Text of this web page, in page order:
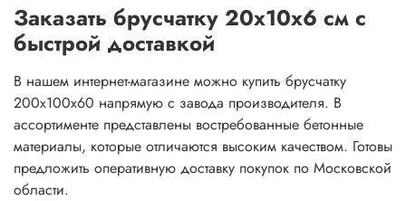
Заказать брусчатку 20х10х6 см с
быстрой доставкой
В нашем интернет-магазине можно купить брусчатку
200х100х60 напрямую с завода производителя. В
ассортименте представлены востребованные бетонные
материалы, которые отличаются высоким качеством. Готовы
предложить оперативную доставку покупок по Московской
области.